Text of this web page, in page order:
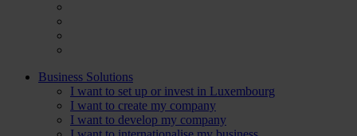
Business Solutions
I want to set up or invest in Luxembourg
I want to create my company
I want to develop my company